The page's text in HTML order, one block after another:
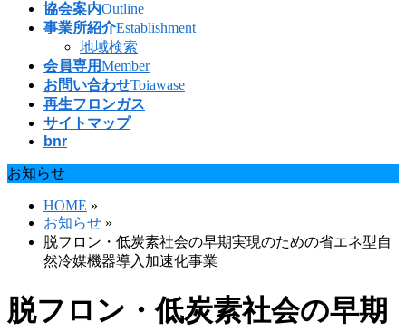
協会案内Outline
事業所紹介Establishment
地域検索
会員専用Member
お問い合わせToiawase
再生フロンガス
サイトマップ
bnr
お知らせ
HOME »
お知らせ »
脱フロン・低炭素社会の早期実現のための省エネ型自
然冷媒機器導入加速化事業
脱フロン・低炭素社会の早期